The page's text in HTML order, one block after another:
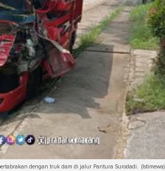
dengan truk dam di jalur Pantura Surodadi. (Istimewa)